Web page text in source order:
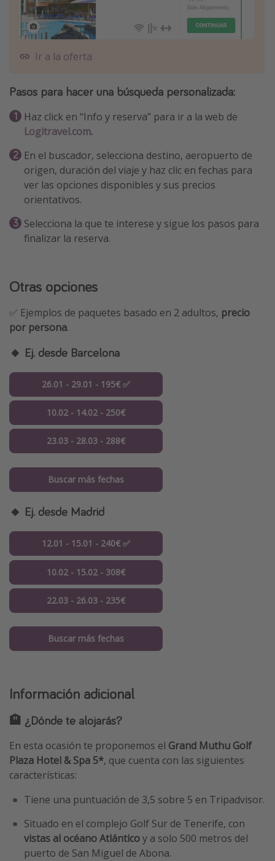
Ir a la oferta
Pasos para hacer una búsqueda personalizada:
Haz click en “Info y reserva” para ir a la web de
Logitravel.com.
En el buscador, selecciona destino, aeropuerto de
origen, duración del viaje y haz clic en fechas para
ver las opciones disponibles y sus precios
orientativos.
Selecciona la que te interese y sigue los pasos para
finalizar la reserva.
Otras opciones
✅ Ejemplos de paquetes basado en 2 adultos, precio
por persona.
🔸 Ej. desde Barcelona
26.01 - 29.01 - 195€ ✅
10.02 - 14.02 - 250€
23.03 - 28.03 - 288€
Buscar más fechas
🔸 Ej. desde Madrid
12.01 - 15.01 - 240€ ✅
10.02 - 15.02 - 308€
22.03 - 26.03 - 235€
Buscar más fechas
Información adicional
🏨 ¿Dónde te alojarás?
En esta ocasión te proponemos el Grand Muthu Golf
Plaza Hotel & Spa 5*, que cuenta con las siguientes
características:
Tiene una puntuación de 3,5 sobre 5 en Tripadvisor.
Situado en el complejo Golf Sur de Tenerife, con
vistas al océano Atlánticoy a solo 500 metros del
puerto de San Miguel de Abona.